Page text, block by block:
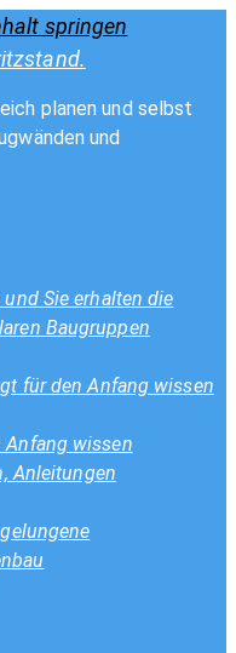
springen
planen und selbst
und
Sie erhalten die
Baugruppen
für den Anfang wissen
Anfang wissen
Anleitungen